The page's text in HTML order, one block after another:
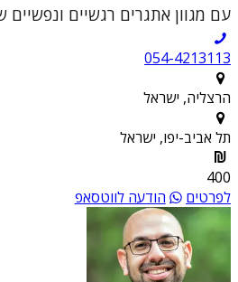
עם מגוון אתגרים רגשיים
054-4213113
הרצליה, ישראל
תל אביב-יפו, ישראל
400
לפרטים
הודעה לווטסאפ